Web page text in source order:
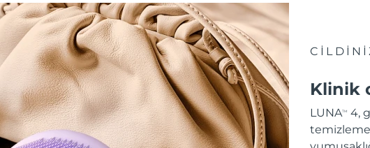
Klinik
LUNATM
4,